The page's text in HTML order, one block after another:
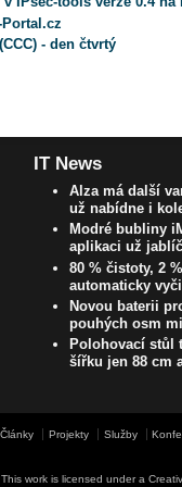
- den čtvrtý
IT News
Alza má další
už nabídne i
Modré bubliny
aplikaci už
80 % čistoty, 2
automaticky
Novou baterii
pouhých osm
Polohovací stůl
šířku jen 88 cm
Články Projekty Služby
This work is licensed under a